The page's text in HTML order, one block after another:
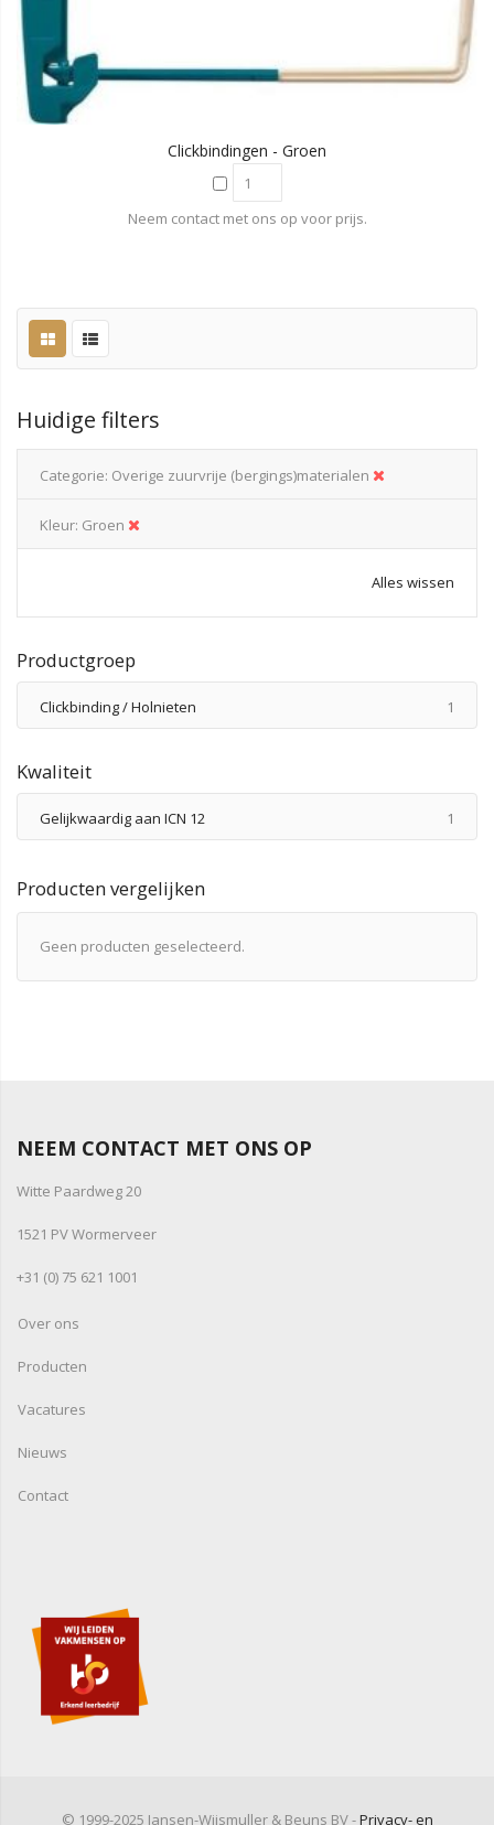
Clickbindingen - Groen
Neem contact met ons op voor prijs.
Huidige filters
Categorie Overige zuurvrije (bergings)materialen
Kleur Groen
Alles wissen
Productgroep
Clickbinding / Holnieten 1
Kwaliteit
Gelijkwaardig aan ICN 12 1
Producten vergelijken
Geen producten geselecteerd.
NEEM CONTACT MET ONS OP
Witte Paardweg 20
1521 PV Wormerveer
+31 (0) 75 621 1001
Over ons
Producten
Vacatures
Nieuws
Contact
© 1999-2025 Jansen-Wijsmuller & Beuns BV -Privacy- en